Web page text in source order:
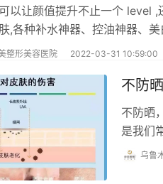
以让颜值提升不止一个 level
整形美容医院 2022-03-31 10:59:00
不防
不防晒
是我们
的影响
乌鲁